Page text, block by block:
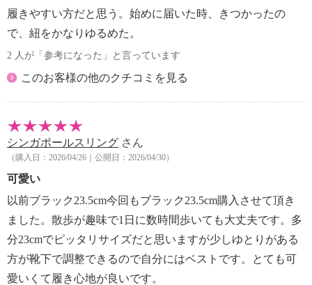
履きやすい方だと思う。始めに届いた時、きつかったの
で、紐をかなりゆるめた。
2 人が「参考になった」と言っています
このお客様の他のクチコミを見る
シンガポールスリング さん
（購入日：2026/04/26｜公開日：2026/04/30）
可愛い
以前ブラック23.5cm今回もブラック23.5cm購入させて頂き
ました。散歩が趣味で1日に数時間歩いても大丈夫です。多
分23cmでピッタリサイズだと思いますが少しゆとりがある
方が靴下で調整できるので自分にはベストです。とても可
愛いくて履き心地が良いです。